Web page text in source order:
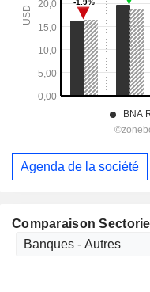
Comparaison
Agenda de la société